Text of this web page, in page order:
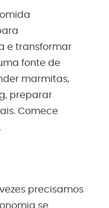
e transformar
fonte de
marmitas,
preparar
Comece
precisamos
se